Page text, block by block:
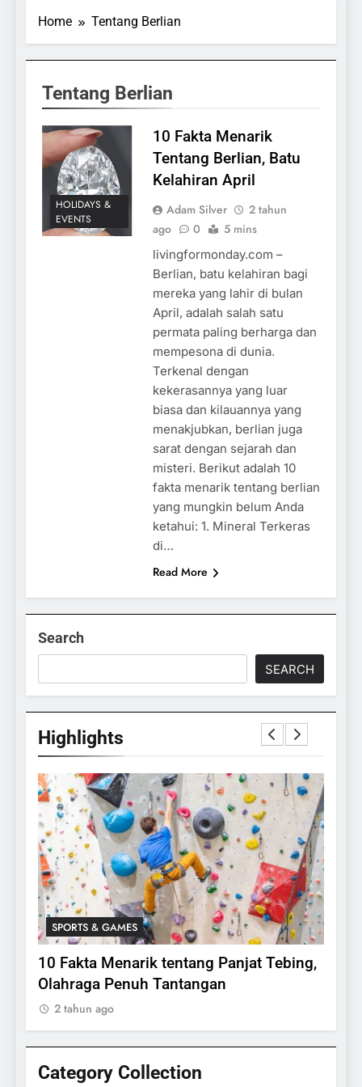
Home Tentang Berlian
Tentang Berlian
HOLIDAYS &
EVENTS
10 Fakta Menarik
Tentang Berlian, Batu
Kelahiran April
Adam Silver
2 tahun
ago
0 5 mins
livingformonday.com –
Berlian, batu kelahiran bagi
mereka yang lahir di bulan
April, adalah salah satu
permata paling berharga dan
mempesona di dunia.
Terkenal dengan
kekerasannya yang luar
biasa dan kilauannya yang
menakjubkan, berlian juga
sarat dengan sejarah dan
misteri. Berikut adalah 10
fakta menarik tentang berlian
yang mungkin belum Anda
ketahui: 1. Mineral Terkeras
di…
Read More
Search
SEARCH
Highlights
SPORTS & GAMES
10 Fakta Menarik tentang Panjat Tebing,
Olahraga Penuh Tantangan
2 tahun ago
Category Collection